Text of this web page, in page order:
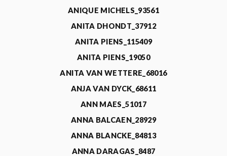
ANIQUE MICHELS_93561
ANITA DHONDT_37912
ANITA PIENS_115409
ANITA PIENS_19050
ANITA VAN WETTERE_68016
ANJA VAN DYCK_68611
ANN MAES_51017
ANNA BALCAEN_28929
ANNA BLANCKE_84813
ANNA DARAGAS_8487